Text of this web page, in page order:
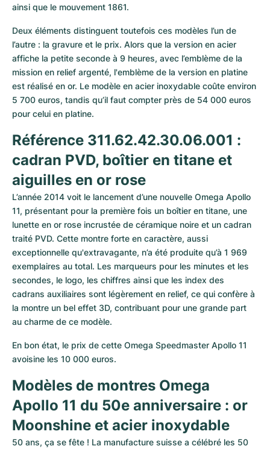
ainsi que le mouvement 1861.
Deux éléments distinguent toutefois ces modèles l’un de
l’autre : la gravure et le prix. Alors que la version en acier
affiche la petite seconde à 9 heures, avec l’emblème de la
mission en relief argenté, l'emblème de la version en platine
est réalisé en or. Le modèle en acier inoxydable coûte environ
5 700 euros, tandis qu’il faut compter près de 54 000 euros
pour celui en platine.
Référence 311.62.42.30.06.001 :
cadran PVD, boîtier en titane et
aiguilles en or rose
L’année 2014 voit le lancement d’une nouvelle Omega Apollo
11, présentant pour la première fois un boîtier en titane, une
lunette en or rose incrustée de céramique noire et un cadran
traité PVD. Cette montre forte en caractère, aussi
exceptionnelle qu'extravagante, n’a été produite qu’à 1 969
exemplaires au total. Les marqueurs pour les minutes et les
secondes, le logo, les chiffres ainsi que les index des
cadrans auxiliaires sont légèrement en relief, ce qui confère à
la montre un bel effet 3D, contribuant pour une grande part
au charme de ce modèle.
En bon état, le prix de cette Omega Speedmaster Apollo 11
avoisine les 10 000 euros.
Modèles de montres Omega
Apollo 11 du 50e anniversaire : or
Moonshine et acier inoxydable
50 ans, ça se fête ! La manufacture suisse a célébré les 50